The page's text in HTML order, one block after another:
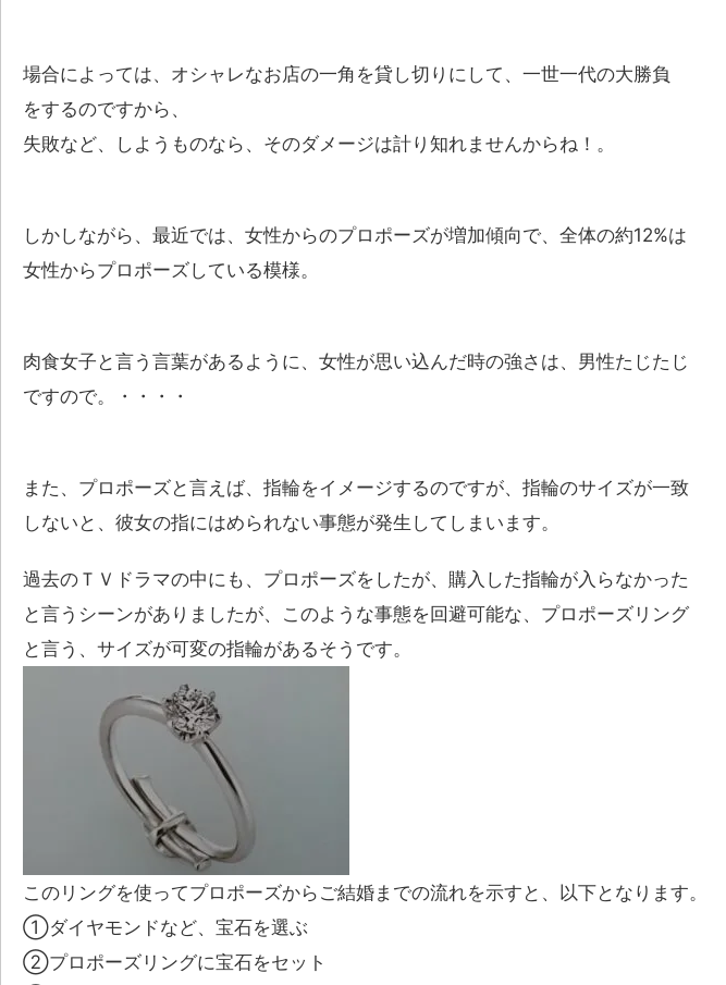
場合によっては、オシャレなお店の一角を貸し切りにして、一世一代の大勝負
をするのですから、
失敗など、しようものなら、そのダメージは計り知れませんからね！。
しかしながら、最近では、女性からのプロポーズが増加傾向で、全体の約12%は
女性からプロポーズしている模様。
肉食女子と言う言葉があるように、女性が思い込んだ時の強さは、男性たじたじ
ですので。・・・・
また、プロポーズと言えば、指輪をイメージするのですが、指輪のサイズが一致
しないと、彼女の指にはめられない事態が発生してしまいます。
過去のＴＶドラマの中にも、プロポーズをしたが、購入した指輪が入らなかった
と言うシーンがありましたが、このような事態を回避可能な、プロポーズリング
と言う、サイズが可変の指輪があるそうです。
このリングを使ってプロポーズからご結婚までの流れを示すと、以下となります。
①ダイヤモンドなど、宝石を選ぶ
②プロポーズリングに宝石をセット